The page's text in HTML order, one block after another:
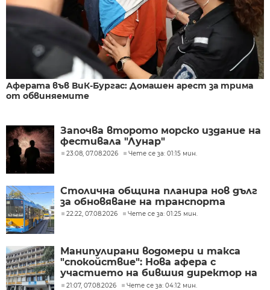
Аферата във ВиК-Бургас: Домашен арест за трима
от обвиняемите
Започва второто морско издание на
фестивала "Лунар"
23:08, 07.08.2026 Чете се за: 01:15 мин.
Столична община планира нов дълг
за обновяване на транспорта
22:22, 07.08.2026 Чете се за: 01:25 мин.
Манипулирани водомери и такса
"спокойствие": Нова афера с
участието на бившия директор на
"ВиК - Бургас"
21:07, 07.08.2026 Чете се за: 04:12 мин.